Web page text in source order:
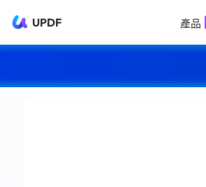
UPDF 產品